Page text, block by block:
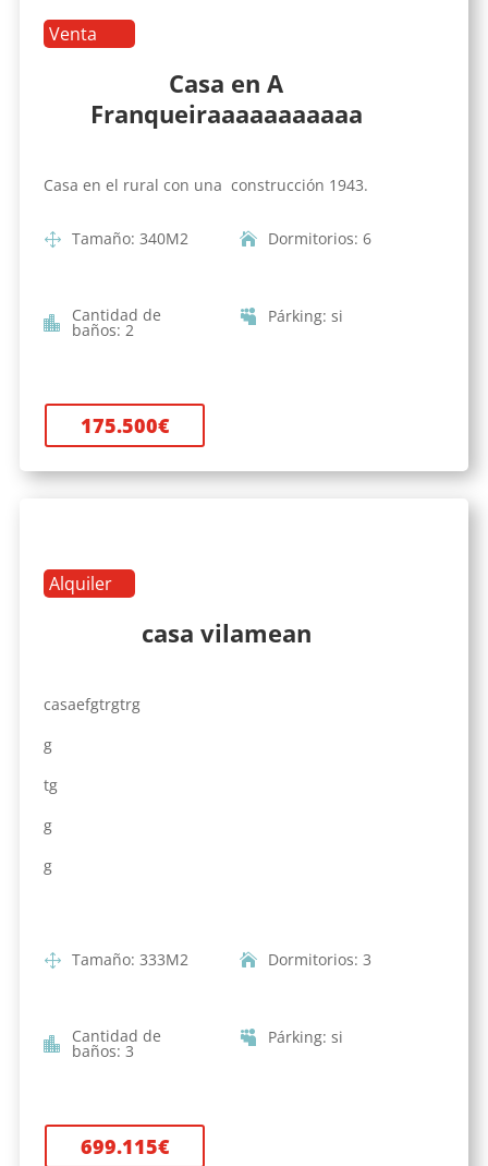
Venta
Casa en A
Franqueiraaaaaaaaaaa
Casa en el rural con una construcción 1943.
Tamaño: 340M2 Dormitorios: 6
Cantidad de
baños: 2
Párking: si
175.500€
Alquiler
casa vilamean
casaefgtrgtrg
g
tg
g
g
Tamaño: 333M2 Dormitorios: 3
Cantidad de
baños: 3
Párking: si
699.115€